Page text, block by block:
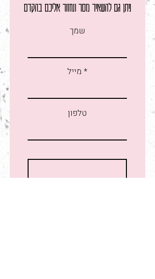
ניתן גם להשאיר מסר ונחזור אליכם בהקדם
שמך
מייל
טלפון